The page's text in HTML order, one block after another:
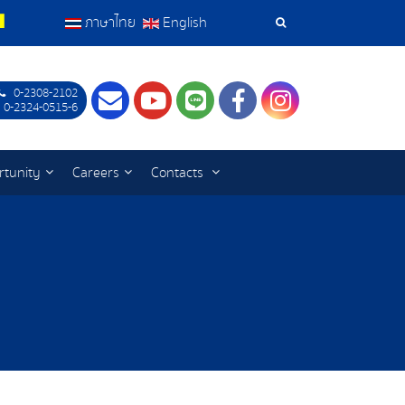
Search
ภาษาไทย English
0-2308-2102
2324-0515-6
ContactYoutube
LINEFacebookInstagram
Careers Contacts